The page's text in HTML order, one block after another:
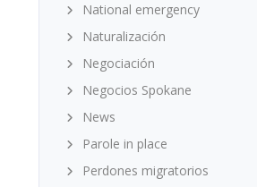
National emergency
Naturalización
Negociación
Negocios Spokane
News
Parole in place
Perdones migratorios